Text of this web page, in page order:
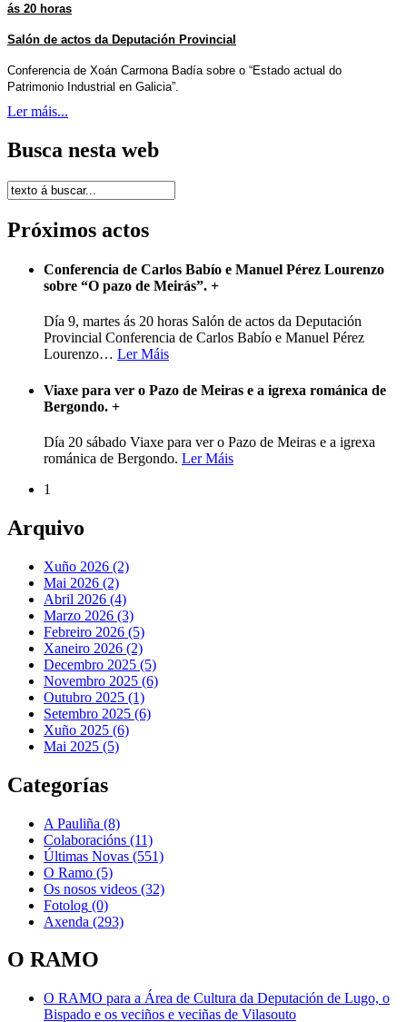
ás 20 horas
Salón de actos da Deputación Provincial
Conferencia de Xoán Carmona Badía sobre o “Estado actual do
Patrimonio Industrial en Galicia”.
Ler máis...
Busca nesta web
Próximos actos
Conferencia de Carlos Babío e Manuel Pérez Lourenzo
sobre “O pazo de Meirás”. +
Día 9, martes ás 20 horas Salón de actos da Deputación
Provincial Conferencia de Carlos Babío e Manuel Pérez
Lourenzo… Ler Máis
Viaxe para ver o Pazo de Meiras e a igrexa románica de
Bergondo. +
Día 20 sábado Viaxe para ver o Pazo de Meiras e a igrexa
románica de Bergondo. Ler Máis
1
Arquivo
Xuño 2026 (2)
Mai 2026 (2)
Abril 2026 (4)
Marzo 2026 (3)
Febreiro 2026 (5)
Xaneiro 2026 (2)
Decembro 2025 (5)
Novembro 2025 (6)
Outubro 2025 (1)
Setembro 2025 (6)
Xuño 2025 (6)
Mai 2025 (5)
Categorías
A Pauliña (8)
Colaboracións (11)
Últimas Novas (551)
O Ramo (5)
Os nosos videos (32)
Fotolog (0)
Axenda (293)
O RAMO
O RAMO para a Área de Cultura da Deputación de Lugo, o
Bispado e os veciños e veciñas de Vilasouto